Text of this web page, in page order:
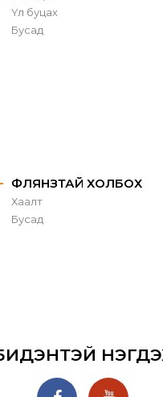
Үл буцах
Бусад
ФЛЯНЗТАЙ ХОЛБОХ
Хаалт
Бусад